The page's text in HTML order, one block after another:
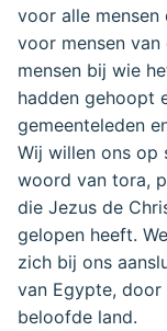
voor alle
voor mensen
mensen bij wie
hadden gehoopt
gemeenteleden
Wij willen ons op
woord van tora,
die Jezus de
gelopen heeft.
zich bij ons
van Egypte,
beloofde land.